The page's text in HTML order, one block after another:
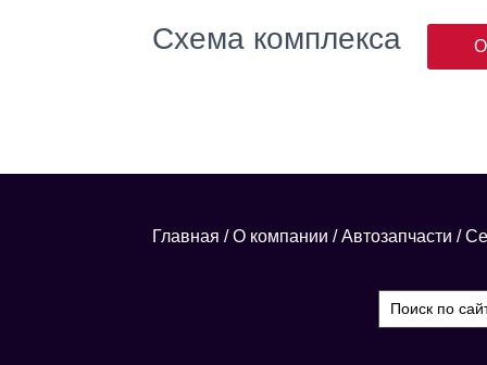
Схема комплекса
Главная / О компании / Автозапчасти /